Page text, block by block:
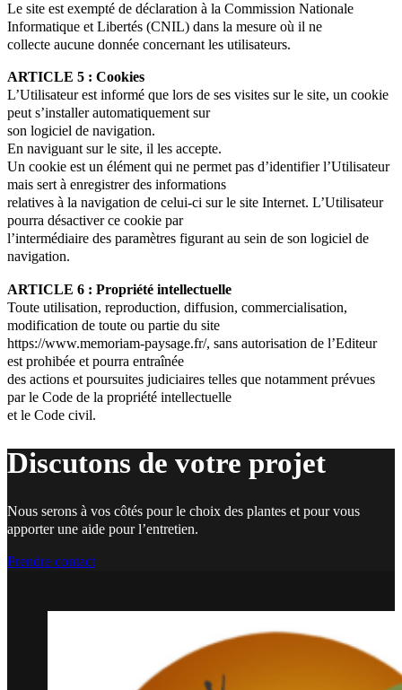
Le site est exempté de déclaration à la Commission Nationale
Informatique et Libertés (CNIL) dans la mesure où il ne
collecte aucune donnée concernant les utilisateurs.
ARTICLE 5 : Cookies
L’Utilisateur est informé que lors de ses visites sur le site, un cookie
peut s’installer automatiquement sur
son logiciel de navigation.
En naviguant sur le site, il les accepte.
Un cookie est un élément qui ne permet pas d’identifier l’Utilisateur
mais sert à enregistrer des informations
relatives à la navigation de celui-ci sur le site Internet. L’Utilisateur
pourra désactiver ce cookie par
l’intermédiaire des paramètres figurant au sein de son logiciel de
navigation.
ARTICLE 6 : Propriété intellectuelle
Toute utilisation, reproduction, diffusion, commercialisation,
modification de toute ou partie du site
https://www.memoriam-paysage.fr/, sans autorisation de l’Editeur
est prohibée et pourra entraînée
des actions et poursuites judiciaires telles que notamment prévues
par le Code de la propriété intellectuelle
et le Code civil.
Discutons de votre projet
Nous serons à vos côtés pour le choix des plantes et pour vous
apporter une aide pour l’entretien.
Prendre contact